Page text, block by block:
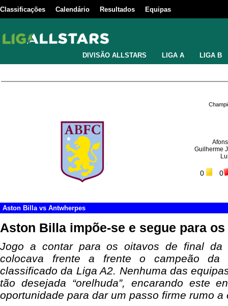
Classificações Calendário Resultados Equipas
DIVISÃO ALLSTARS LIGA A LIGA B
Guilherme
0 0
Aston Billavs Antwherpes
Aston Billa impõe-se e segue para
Jogo a contar para os oitavos de final da
colocava frente a frente o campeão
classificado da Liga A2. Nenhuma das
tão desejada “orelhuda”, encarando este
oportunidade para dar um passo firme rumo a